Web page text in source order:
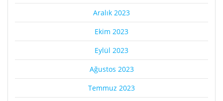
Aralık 2023
Ekim 2023
Eylül 2023
Ağustos 2023
Temmuz 2023